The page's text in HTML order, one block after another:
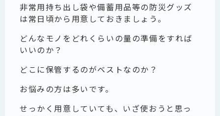
非常用持ち出し袋や備蓄用品等の防災グッズ
は常日頃から用意しておきましょう。
どんなモノをどれくらいの量の準備をすれば
いいのか？
どこに保管するのがベストなのか？
お悩みの方は多いです。
せっかく用意していても、いざ使おうと思っ